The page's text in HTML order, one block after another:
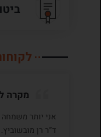
מקרה
אני יותר משמחה
ד”ר רן